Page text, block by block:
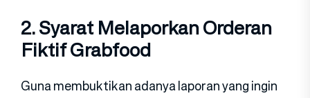
2. Syarat Melaporkan Orderan
Fiktif Grabfood
Guna membuktikan adanya laporan yang ingin